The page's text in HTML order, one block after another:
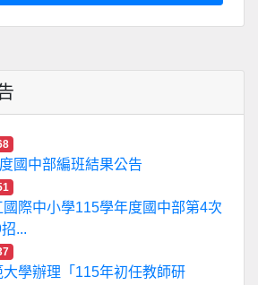
國中部編班結果公告
際中小學115學年度國中部第4次
...
大學辦理「115年初任教師研